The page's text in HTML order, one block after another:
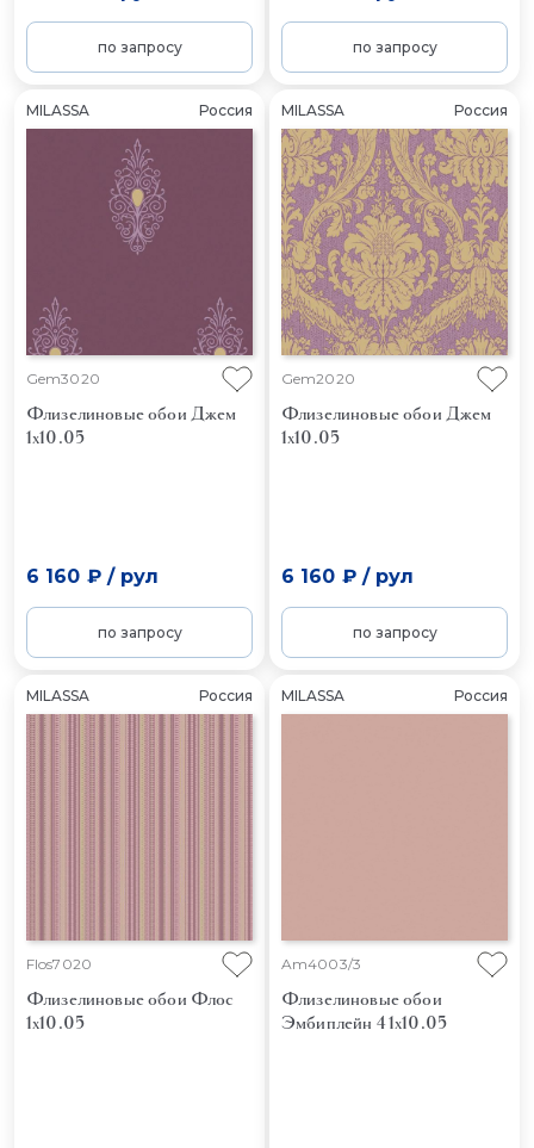
по запросу по запросу
MILASSA Россия
Gem3020
Флизелиновые обои Джем
1x10.05
6 160 ₽/ рул
по запросу
MILASSA Россия
Gem2020
Флизелиновые обои Джем
1x10.05
6 160 ₽/ рул
по запросу
MILASSA Россия
Flos7020
Флизелиновые обои Флос
1x10.05
MILASSA Россия
Am4003/3
Флизелиновые обои
Эмбиплейн 4 1x10.05